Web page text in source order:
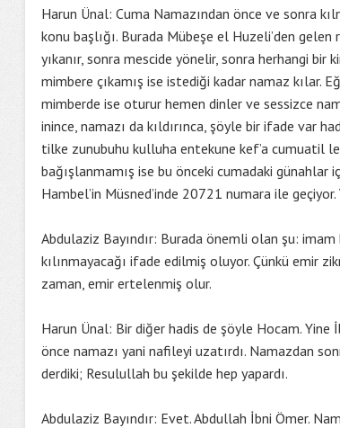
Harun Ünal: Cuma Namazından önce ve sonra
konu başlığı. Burada Mübeşe el Huzeli’den
yıkanır, sonra mescide yönelir, sonra herhangi
mimbere çıkamış ise istediği kadar namaz kılar.
mimberde ise oturur hemen dinler ve sessizce
inince, namazı da kıldırınca, şöyle bir ifade var
tilke zunubuhu kulluha entekune kef’a cumuatil
bağışlanmamış ise bu önceki cumadaki
Hambel’in Müsned’inde 20721 numara ile
Abdulaziz Bayındır: Burada önemli olan şu:
kılınmayacağı ifade edilmiş oluyor. Çünkü emir
zaman, emir ertelenmiş olur.
Harun Ünal: Bir diğer hadis de şöyle Hocam. Yine
önce namazı yani nafileyi uzatırdı. Namazdan
derdiki; Resulullah bu şekilde hep yapardı.
Abdulaziz Bayındır: Evet. Abdullah İbni Ömer.